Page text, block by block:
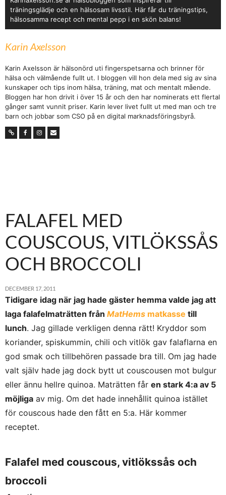
träningsglädje och en hälsosam livsstil. Här får du träningstips,
hälsosamma recept och mental pepp i en skön balans!
Karin Axelsson
Karin Axelsson är hälsonörd uti fingerspetsarna och brinner för
hälsa och välmående fullt ut. I bloggen vill hon dela med sig av sina
kunskaper och tips inom hälsa, träning, mat och mentalt mående.
Bloggen har hon drivit i över 15 år och den har nominerats ett flertal
gånger samt vunnit priser. Karin lever livet fullt ut med man och tre
barn och jobbar som CSO på en digital marknadsföringsbyrå.
FALAFEL MED
COUSCOUS, VITLÖKSSÅS
OCH BROCCOLI
DECEMBER 17, 2011
Tidigare idag när jag hade gäster hemma valde jag att
laga falafelmaträtten från MatHems matkasse till
lunch. Jag gillade verkligen denna rätt! Kryddor som
koriander, spiskummin, chili och vitlök gav falaflarna en
god smak och tillbehören passade bra till. Om jag hade
valt själv hade jag dock bytt ut couscousen mot bulgur
eller ännu hellre quinoa. Maträtten får en stark 4:a av 5
möjliga av mig. Om det hade innehållit quinoa istället
för couscous hade den fått en 5:a. Här kommer
receptet.
Falafel med couscous, vitlökssås och
broccoli